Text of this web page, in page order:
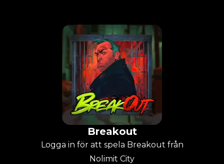
Breakout
Logga in för att spela Breakout från
Nolimit City